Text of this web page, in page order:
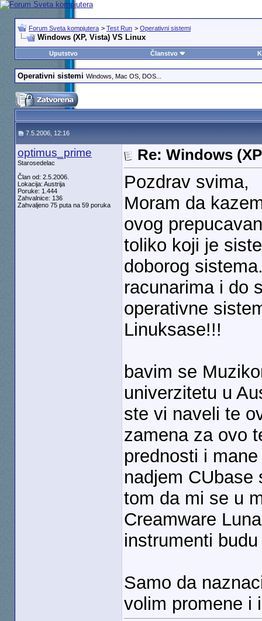
Forum Sveta kompjutera > Test Run > Operativni sistemi
Windows (XP, Vista) VS Linux
Uputstvo Članstvo
Operativni sistemi Windows, Mac OS, DOS...
7.5.2006, 12:16
optimus_prime
Starosedelac
Član od: 2.5.2006.
Lokacija: Austrija
Poruke: 1.444
Zahvalnice: 136
Zahvaljeno 75 puta na 59 poruka
Re: Windows
Pozdrav svima,
Moram da
ovog
toliko koji je
doborog
racunarima i do
operativne
Linuksase!!!
bavim se
univerzitetu u
ste vi naveli te
zamena za ovo
prednosti i
nadjem CUbase
tom da mi se u
Creamware
instrumenti
Samo da
volim promene i